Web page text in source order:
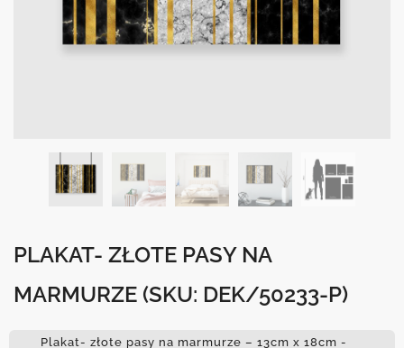
PLAKAT- ZŁOTE PASY NA
MARMURZE (SKU: DEK/50233-P)
Plakat- złote pasy na marmurze – 13cm x 18cm -